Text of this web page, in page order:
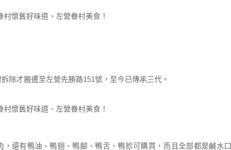
除才搬遷至左營先勝路151號，至今已傳承三代。
還有鴨油、鴨翅、鴨腳、鴨舌、鴨胗可購買，而且全部都是鹹水口